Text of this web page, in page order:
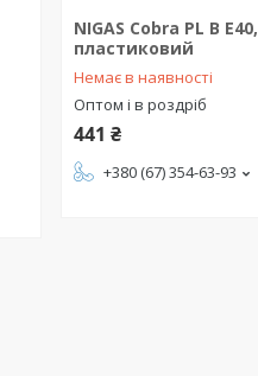
NIGAS Cobra PL B E40,
пластиковий
Немає в наявності
Оптом і в роздріб
441 ₴
+380 (67) 354-63-93